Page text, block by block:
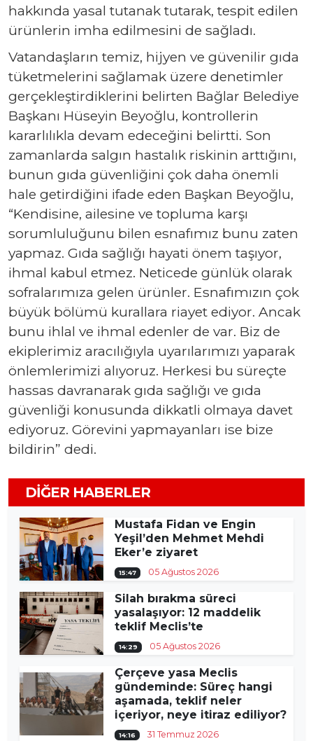
hakkında yasal tutanak tutarak, tespit edilen
ürünlerin imha edilmesini de sağladı.
Vatandaşların temiz, hijyen ve güvenilir gıda
tüketmelerini sağlamak üzere denetimler
gerçekleştirdiklerini belirten Bağlar Belediye
Başkanı Hüseyin Beyoğlu, kontrollerin
kararlılıkla devam edeceğini belirtti. Son
zamanlarda salgın hastalık riskinin arttığını,
bunun gıda güvenliğini çok daha önemli
hale getirdiğini ifade eden Başkan Beyoğlu,
“Kendisine, ailesine ve topluma karşı
sorumluluğunu bilen esnafımız bunu zaten
yapmaz. Gıda sağlığı hayati önem taşıyor,
ihmal kabul etmez. Neticede günlük olarak
sofralarımıza gelen ürünler. Esnafımızın çok
büyük bölümü kurallara riayet ediyor. Ancak
bunu ihlal ve ihmal edenler de var. Biz de
ekiplerimiz aracılığıyla uyarılarımızı yaparak
önlemlerimizi alıyoruz. Herkesi bu süreçte
hassas davranarak gıda sağlığı ve gıda
güvenliği konusunda dikkatli olmaya davet
ediyoruz. Görevini yapmayanları ise bize
bildirin” dedi.
DIĞER HABERLER
Mustafa Fidan ve Engin
Yeşil’den Mehmet Mehdi
Eker’e ziyaret
15:47 05 Ağustos 2026
Silah bırakma süreci
yasalaşıyor: 12 maddelik
teklif Meclis’te
14:29 05 Ağustos 2026
Çerçeve yasa Meclis
gündeminde: Süreç hangi
aşamada, teklif neler
içeriyor, neye itiraz ediliyor?
14:16 31 Temmuz 2026